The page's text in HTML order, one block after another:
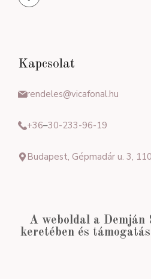
Kapcsolat
rendeles@vicafonal.hu
+36–30-233-96-19
Budapest, Gépmadár u. 3,
A weboldal a Demján
keretében és